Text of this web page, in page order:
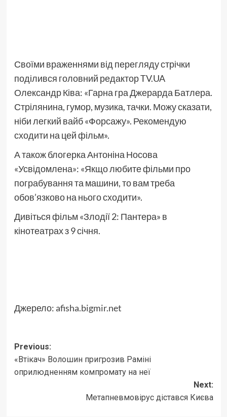
Своїми враженнями від перегляду стрічки
поділився головний редактор TV.UA
Олександр Ківа: «Гарна гра Джерарда Батлера.
Стрілянина, гумор, музика, тачки. Можу сказати,
ніби легкий вайб «Форсажу». Рекомендую
сходити на цей фільм».
А також блогерка Антоніна Носова
«Усвідомлена»: «Якщо любите фільми про
пограбування та машини, то вам треба
обов’язково на нього сходити».
Дивіться фільм «Злодії 2: Пантера» в
кінотеатрах з 9 січня.
Джерело: afisha.bigmir.net
Post
navigation
Previous:
«Втікач» Волошин пригрозив Раміні
оприлюдненням компромату на неї
Next:
Метапневмовірус дістався Києва